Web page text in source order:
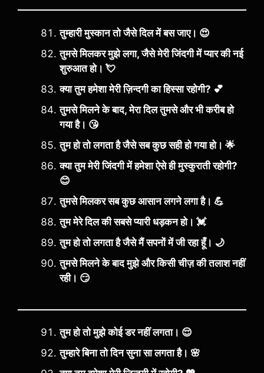
तुम्हारी मुस्कान तो जैसे दिल में बस जाए। 😍
तुमसे मिलकर मुझे लगा, जैसे मेरी जिंदगी में प्यार की नई
शुरुआत हो। 💘
क्या तुम हमेशा मेरी ज़िन्दगी का हिस्सा रहोगी? 💕
तुमसे मिलने के बाद, मेरा दिल तुमसे और भी करीब हो
गया है। 😘
तुम हो तो लगता है जैसे सब कुछ सही हो गया हो। 🌟
क्या तुम मेरी जिंदगी में हमेशा ऐसे ही मुस्कुराती रहोगी?
😊
तुमसे मिलकर सब कुछ आसान लगने लगा है। 💪
तुम मेरे दिल की सबसे प्यारी धड़कन हो। 💓
तुम हो तो लगता है जैसे मैं सपनों में जी रहा हूँ। 🌙
तुमसे मिलने के बाद मुझे और किसी चीज़ की तलाश नहीं
रही। 😏
तुम हो तो मुझे कोई डर नहीं लगता। 😌
तुम्हारे बिना तो दिन सुना सा लगता है। 🌸